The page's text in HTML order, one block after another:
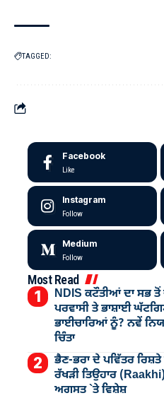
TAGGED:
Facebook
Like
Instagram
Follow
Medium
Follow
Most Read
NDIS ਕਟੌਤੀਆਂ ਦਾ ਸਭ ਤੋਂ
ਪਰਵਾਸੀ ਤੇ ਭਾਸ਼ਾਈ
ਭਾਈਚਾਰਿਆਂ ਨੂੰ? ਨਵੇਂ
ਚਿੰਤਾ
ਭੈਣ-ਭਰਾ ਦੇ ਪਵਿੱਤਰ ਰਿਸ਼ਤੇ
ਰੱਖੜੀ ਤਿਉਹਾਰ
ਅਗਸਤ `ਤੇ ਵਿਸ਼ੇਸ਼